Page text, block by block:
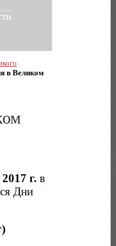
в Великом
г. в
Дни